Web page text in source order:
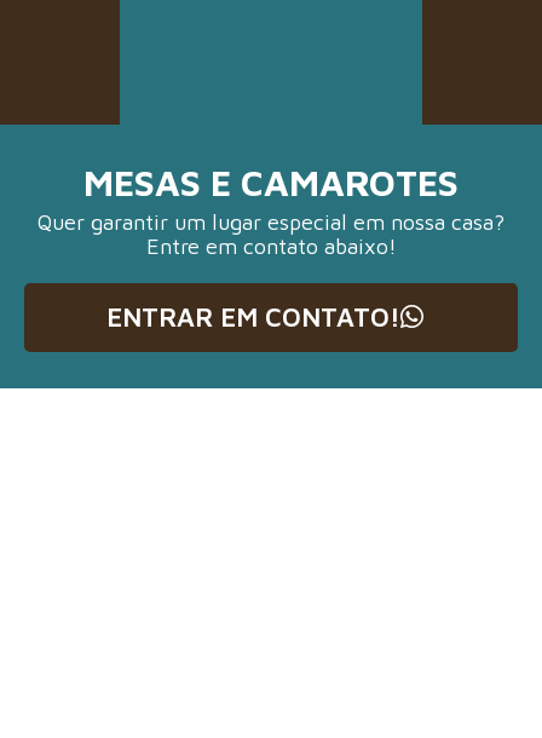
MESAS E CAMAROTES
Quer garantir um lugar especial em nossa casa?
Entre em contato abaixo!
ENTRAR EM CONTATO!